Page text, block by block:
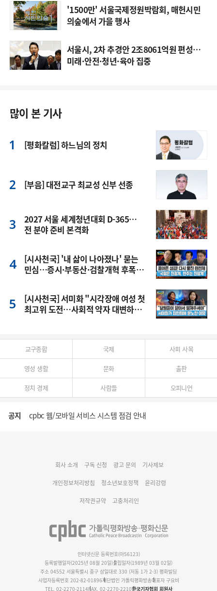
'1500만' 서울국제정원박람회, 매헌시민
의숲에서 가을 행사
서울시, 2차 추경안 2조8061억원 편성…
미래·안전·청년·육아 집중
많이 본 기사
[평화칼럼] 하느님의 정치
[부음] 대전교구 최교성 신부 선종
2027 서울 세계청년대회 D-365…
전 분야 준비 본격화
[시사천국] '내 삶이 나아졌나' 묻는
민심…증시·부동산·검찰개혁 후폭
[시사천국] 서미화 "시각장애 여성 첫
최고위 도전…사회적 약자 대변하겠
교구종합 국제 사회 사목
영성 생활 문화 출판
정치 경제 사람들 오피니언
공지 cpbc 웹/모바일 서비스 시스템 점검 안내
명동 미디어큐브 & 1898 미디어월 공모전 수상작 발표
회사 소개 구독 신청 광고 문의 기사제보
개인정보처리방침 청소년보호정책 윤리강령
저작권규약 고충처리인
인터넷신문 등록번호(아56123)
등록발행일자(2025년 08월 20일)설립일자(1989년 03월 02일)
주소 04552 서울특별시 중구 삼일대로 330 (저동 1가 2-3) 평화빌딩
사업자등록번호 202-82-01896재단법인 가톨릭평화방송대표자 구요비
TEL. 02-2270-2114FAX. 02-2270-2210한국기자협회 회원사